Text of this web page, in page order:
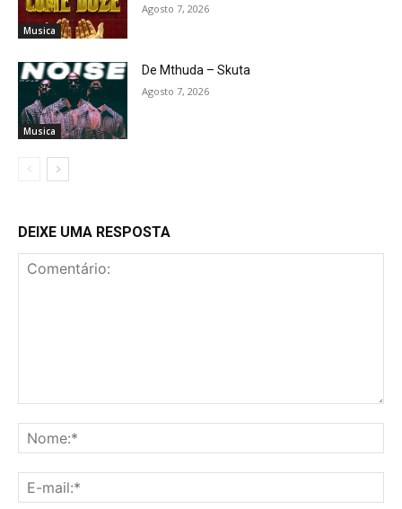
Musica
Agosto 7, 2026
Musica
De Mthuda – Skuta
Agosto 7, 2026
DEIXE UMA RESPOSTA